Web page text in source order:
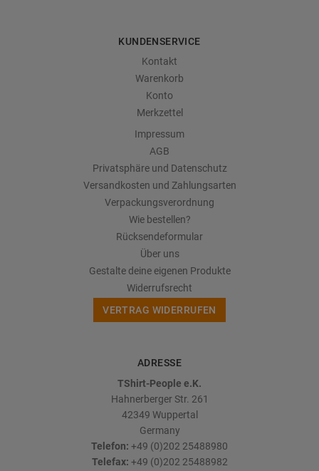
KUNDENSERVICE
Kontakt
Warenkorb
Konto
Merkzettel
Impressum
AGB
Privatsphäre und Datenschutz
Versandkosten und Zahlungsarten
Verpackungsverordnung
Wie bestellen?
Rücksendeformular
Über uns
Gestalte deine eigenen Produkte
Widerrufsrecht
VERTRAG WIDERRUFEN
ADRESSE
TShirt-People e.K.
Hahnerberger Str. 261
42349 Wuppertal
Germany
Telefon: +49 (0)202 25488980
Telefax: +49 (0)202 25488982